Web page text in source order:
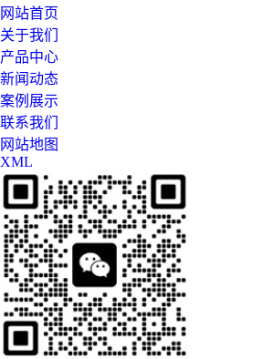
网站首页
关于我们
产品中心
新闻动态
案例展示
联系我们
网站地图
XML